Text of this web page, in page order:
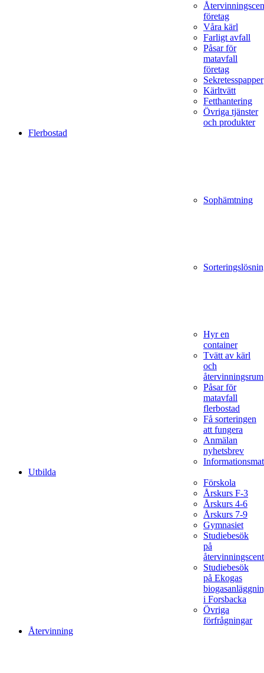
företag
Våra kärl
Farligt avfall
Påsar för
matavfall
företag
Sekretesspapper
Kärltvätt
Fetthantering
Övriga tjänster
och produkter
Flerbostad
Sophämtning
Hyr en
container
Tvätt av kärl
och
återvinningsrum
Påsar för
matavfall
flerbostad
Få sorteringen
att fungera
Anmälan
nyhetsbrev
Utbilda
Förskola
Årskurs F-3
Årskurs 4-6
Årskurs 7-9
Gymnasiet
Studiebesök
på
Studiebesök
på Ekogas
i Forsbacka
Övriga
förfrågningar
Återvinning